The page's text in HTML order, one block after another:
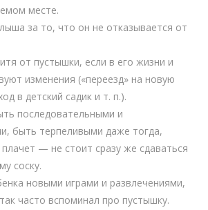
месте.
за то, что он не отказывается от
от пустышки, если в его жизни и
изменения («переезд» на новую
в детский садик и т. п.).
последовательными и
быть терпеливыми даже тогда,
— не стоит сразу же сдаваться
соску.
новыми играми и развлечениями,
часто вспоминал про пустышку.